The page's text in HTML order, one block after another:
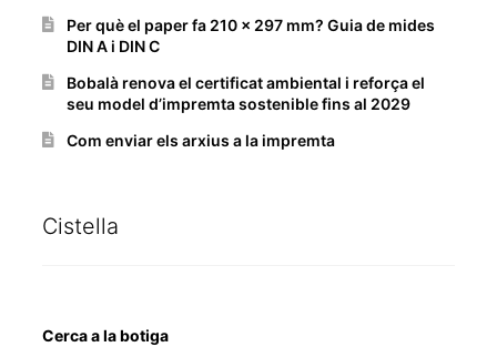
Per què el paper fa 210 x 297 mm? Guia de mides
DIN A i DIN C
Bobalà renova el certificat ambiental i reforça el
seu model d’impremta sostenible fins al 2029
Com enviar els arxius a la impremta
Cistella
Cerca a la botiga